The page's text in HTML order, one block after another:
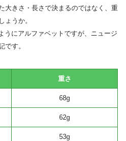
大きさ・長さで決まるのではなく、重
ょうか。
うにアルファベットですが、ニュージ
です。
重さ
68g
62g
53g